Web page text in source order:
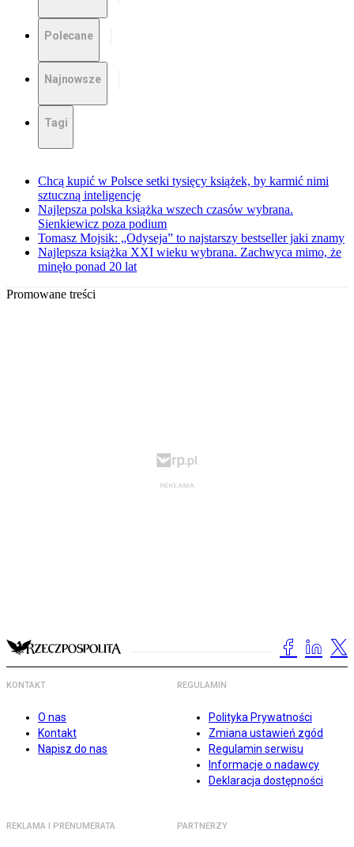
Polecane
Najnowsze
Tagi
Chcą kupić w Polsce setki tysięcy książek, by karmić nimi
sztuczną inteligencję
Najlepsza polska książka wszech czasów wybrana.
Sienkiewicz poza podium
Tomasz Mojsik: „Odyseja” to najstarszy bestseller jaki znamy
Najlepsza książka XXI wieku wybrana. Zachwyca mimo, że
minęło ponad 20 lat
Promowane treści
KONTAKT
O nas
Kontakt
Napisz do nas
REGULAMIN
Polityka Prywatności
Zmiana ustawień zgód
Regulamin serwisu
Informacje o nadawcy
Deklaracja dostępności
REKLAMA I PRENUMERATA PARTNERZY